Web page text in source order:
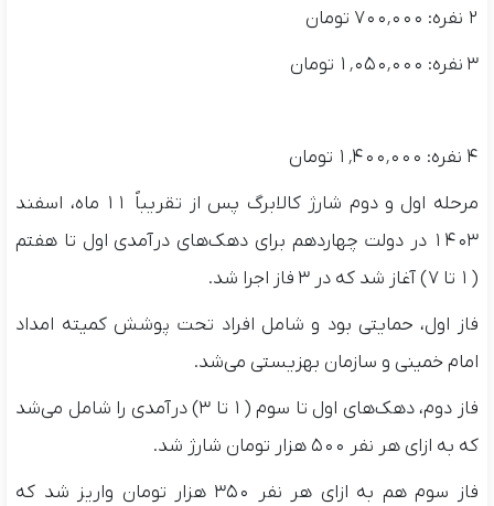
۲ نفره: ۷۰۰٬۰۰۰ تومان
۳ نفره: ۱٬۰۵۰٬۰۰۰ تومان
۴ نفره: ۱٬۴۰۰٬۰۰۰ تومان
مرحله اول و دوم شارژ کالابرگ پس از تقریباً ۱۱ ماه، اسفند
۱۴۰۳ در دولت چهاردهم برای دهک‌های درآمدی اول تا هفتم
(۱ تا ۷) آغاز شد که در ۳ فاز اجرا شد.
فاز اول، حمایتی بود و شامل افراد تحت پوشش کمیته امداد
امام خمینی و سازمان بهزیستی می‌شد.
فاز دوم، دهک‌های اول تا سوم (۱ تا ۳) درآمدی را شامل می‌شد
که به ازای هر نفر ۵۰۰ هزار تومان شارژ شد.
فاز سوم هم به ازای هر نفر ۳۵۰ هزار تومان واریز شد که